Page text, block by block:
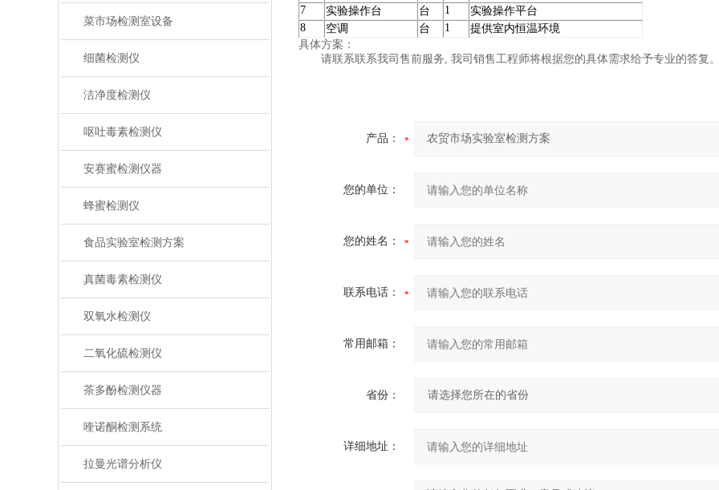
菜市场检测室设备
细菌检测仪
洁净度检测仪
呕吐毒素检测仪
安赛蜜检测仪器
蜂蜜检测仪
食品实验室检测方案
真菌毒素检测仪
双氧水检测仪
二氧化硫检测仪
茶多酚检测仪器
喹诺酮检测系统
拉曼光谱分析仪
7
实验操作台 台 1
实验操作平台
8
空调 台 1
提供室内恒温环境
具体方案：
请联系联系我司售前服务, 我司销售工程师将根据您的具体需求给予专业的答复
产品：
您的单位：
您的姓名：
联系电话：
常用邮箱：
省份：
详细地址：